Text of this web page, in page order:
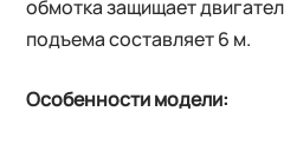
обмотка защищает
подъема составляет 6 м.
Особенности модели: